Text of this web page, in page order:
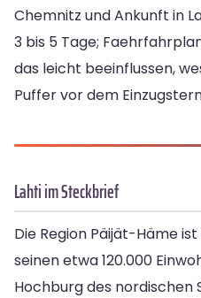
Chemnitz und Ankunft in
3 bis 5 Tage;
das leicht beeinflussen,
Puffer vor dem
Lahti im Steckbrief
Die Region Päijät-Häme
seinen etwa 120.000
Hochburg des nordischen